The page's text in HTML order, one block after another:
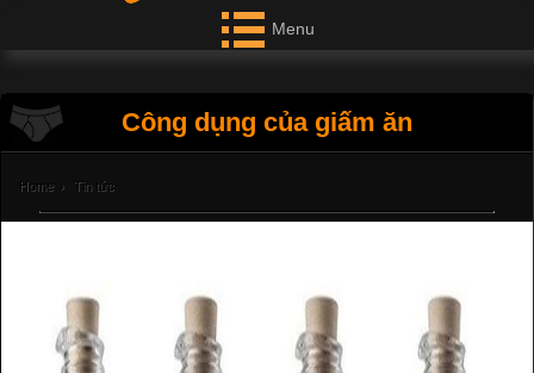
Menu
Công dụng của giấm ăn
Home › Tin tức